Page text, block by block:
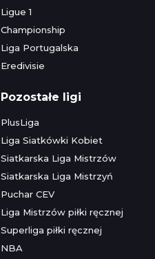
Ligue 1
Championship
Liga Portugalska
Eredivisie
Pozostałe ligi
PlusLiga
Liga Siatkówki Kobiet
Siatkarska Liga Mistrzów
Siatkarska Liga Mistrzyń
Puchar CEV
Liga Mistrzów piłki ręcznej
Superliga piłki ręcznej
NBA